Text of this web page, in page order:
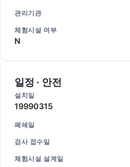
관리기관
체험시설 여부
N
일정 · 안전
설치일
19990315
폐쇄일
검사 접수일
체험시설 설계일